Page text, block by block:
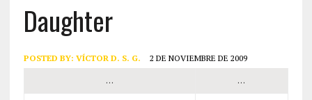
Daughter
POSTED BY: VÍCTOR D. S. G. 2 DE NOVIEMBRE DE 2009
… …